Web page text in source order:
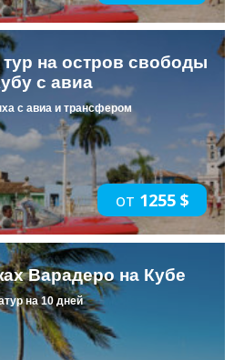
на остров свободы
с авиа
с авиа и трансфером
от 1255 $
Варадеро на Кубе
на 10 дней